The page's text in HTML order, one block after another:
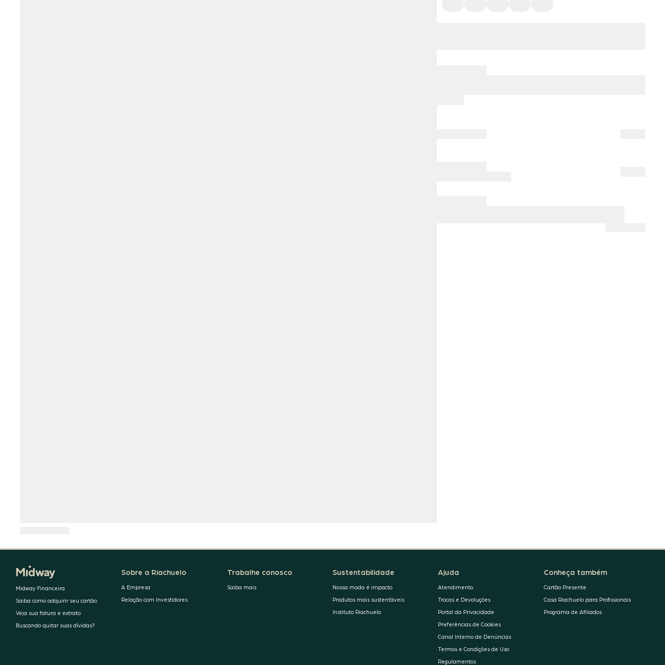
Midway Financeira
Saiba como adquirir seu cartão
Veja sua fatura e extrato
Buscando quitar suas dívidas?
Sobre a Riachuelo
A Empresa
Relação com Investidores
Trabalhe conosco
Saiba mais
Sustentabilidade
Nossa moda é impacto
Produtos mais sustentáveis
Instituto Riachuelo
Ajuda
Atendimento
Trocas e Devoluções
Portal da Privacidade
Preferências de Cookies
Canal Interno de Denúncias
Termos e Condições de Uso
Regulamentos
Conheça também
Cartão Presente
Casa Riachuelo para Profissionais
Programa de Afiliados